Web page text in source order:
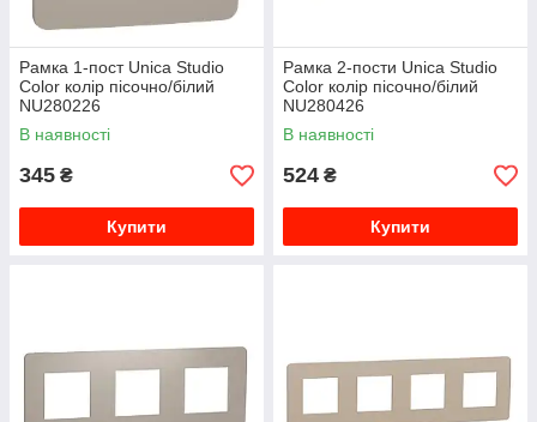
Рамка 1-пост Unica Studio
Color колір пісочно/білий
NU280226
В наявності
345 ₴
Купити
Рамка 2-пости Unica Studio
Color колір пісочно/білий
NU280426
В наявності
524 ₴
Купити